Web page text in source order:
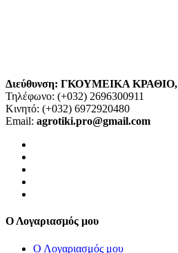
Διεύθυνση: ΓΚΟΥΜΕΙΚΑ ΚΡΑΘΙΟ,
Τηλέφωνο: (+032) 2696300911
Κινητό: (+032) 6972920480
Email: agrotiki.pro@gmail.com
Ο Λογαριασμός μου
Ο Λογαριασμός μου